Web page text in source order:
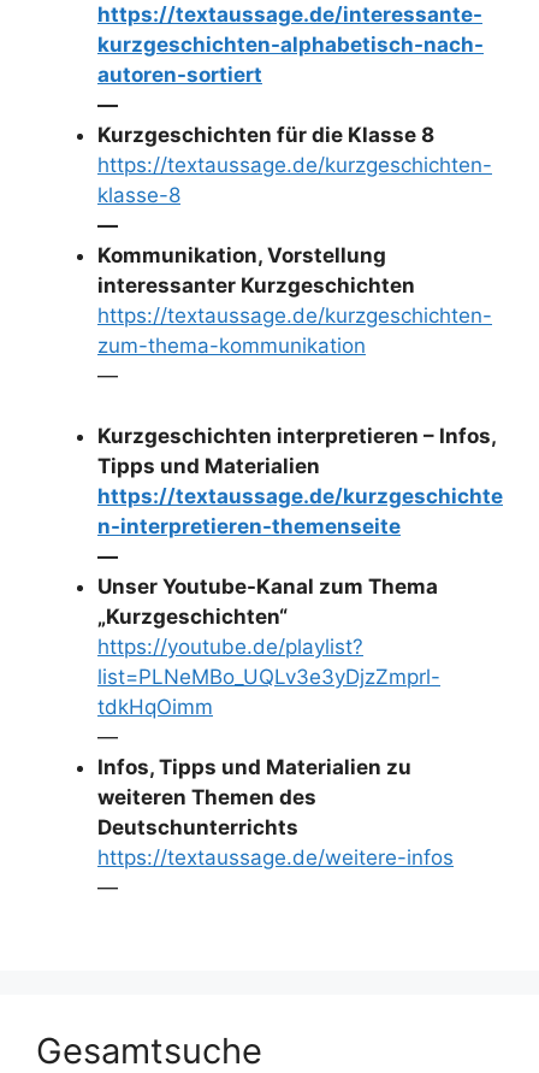
https://textaussage.de/interessante-
kurzgeschichten-alphabetisch-nach-
autoren-sortiert
—
Kurzgeschichten für die Klasse 8
https://textaussage.de/kurzgeschichten-
klasse-8
—
Kommunikation, Vorstellung
interessanter Kurzgeschichten
https://textaussage.de/kurzgeschichten-
zum-thema-kommunikation
—
Kurzgeschichten interpretieren – Infos,
Tipps und Materialien
https://textaussage.de/kurzgeschichte
n-interpretieren-themenseite
—
Unser Youtube-Kanal zum Thema
„Kurzgeschichten“
https://youtube.de/playlist?
list=PLNeMBo_UQLv3e3yDjzZmprl-
tdkHqOimm
—
Infos, Tipps und Materialien zu
weiteren Themen des
Deutschunterrichts
https://textaussage.de/weitere-infos
—
Gesamtsuche